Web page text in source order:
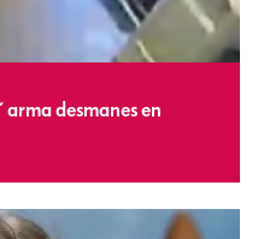
arma desmanes en